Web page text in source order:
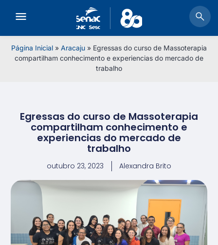
Página Inicial » Aracaju » Egressas do curso de Massoterapia
compartilham conhecimento e experiencias do mercado de
trabalho
Egressas do curso de Massoterapia
compartilham conhecimento e
experiencias do mercado de
trabalho
outubro 23, 2023 Alexandra Brito